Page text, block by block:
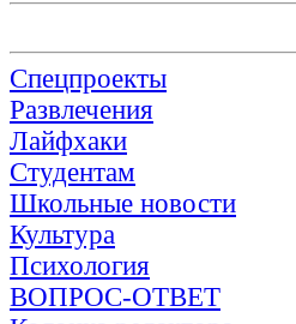
Спецпроекты
Развлечения
Лайфхаки
Студентам
Школьные новости
Культура
Психология
ВОПРОС-ОТВЕТ